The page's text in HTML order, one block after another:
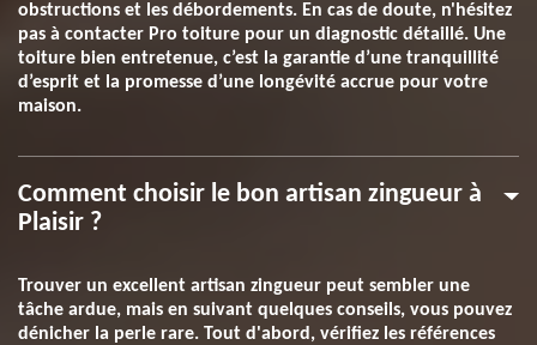
obstructions et les débordements. En cas de doute, n'hésitez
pas à contacter Pro toiture pour un diagnostic détaillé. Une
toiture bien entretenue, c’est la garantie d’une tranquillité
d’esprit et la promesse d’une longévité accrue pour votre
maison.
Comment choisir le bon artisan zingueur à
Plaisir ?
Trouver un excellent artisan zingueur peut sembler une
tâche ardue, mais en suivant quelques conseils, vous pouvez
dénicher la perle rare. Tout d'abord, vérifiez les références